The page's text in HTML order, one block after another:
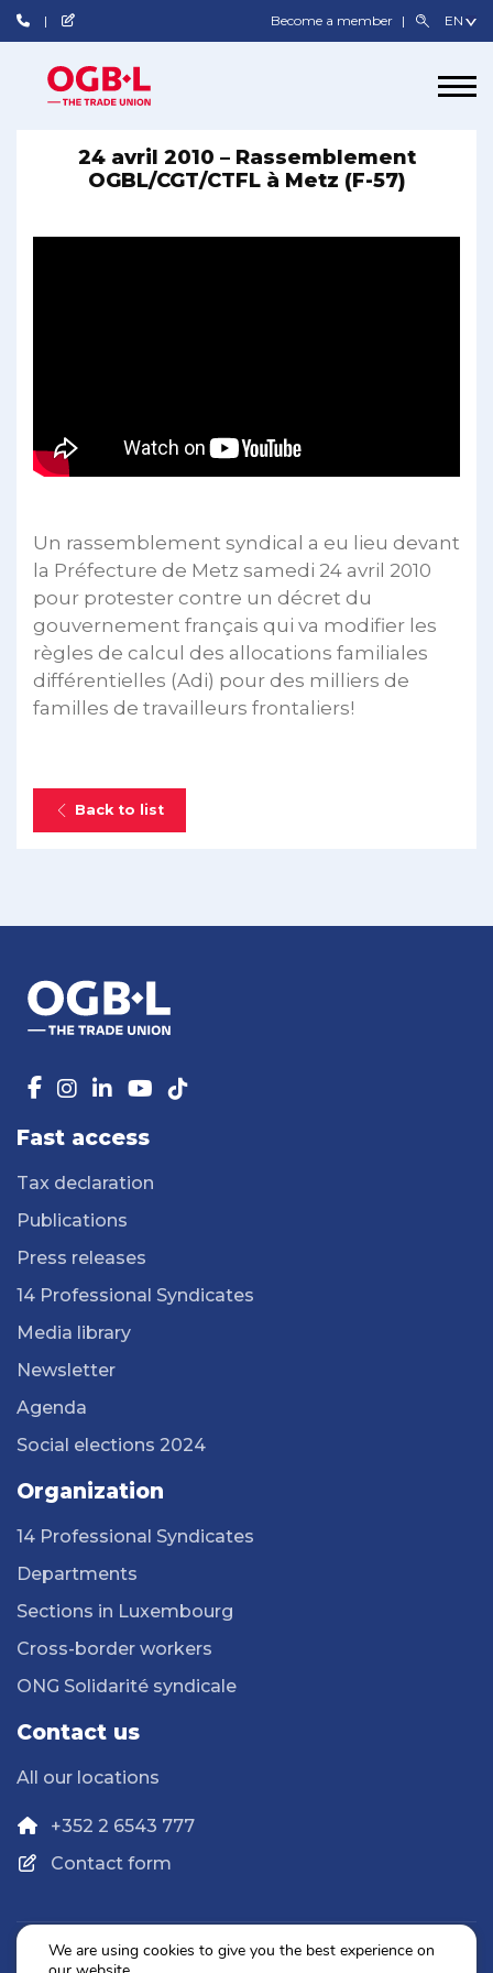
Become a member
24 avril 2010 – Rassemblement
OGBL/CGT/CTFL à Metz (F-57)
Un rassemblement syndical a eu lieu devant
la Préfecture de Metz samedi 24 avril 2010
pour protester contre un décret du
gouvernement français qui va modifier les
règles de calcul des allocations familiales
différentielles (Adi) pour des milliers de
familles de travailleurs frontaliers!
Back to list
Fast access
Tax declaration
Publications
Press releases
14 Professional Syndicates
Media library
Newsletter
Agenda
Social elections 2024
Organization
14 Professional Syndicates
Departments
Sections in Luxembourg
Cross-border workers
ONG Solidarité syndicale
Contact us
All our locations
+352 2 6543 777
Contact form
We are using cookies to give you the best experience on